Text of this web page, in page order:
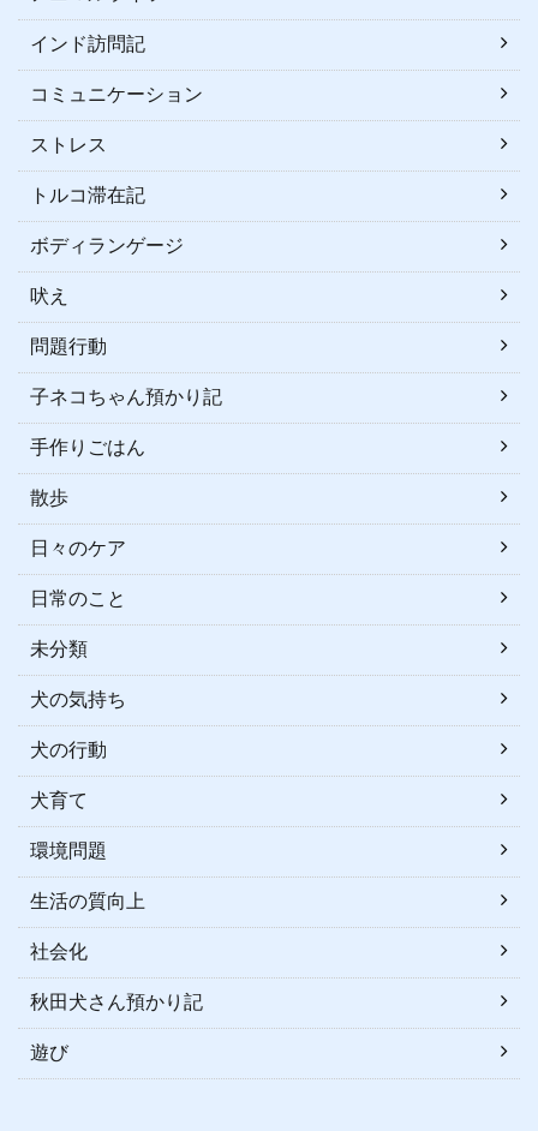
インド訪問記
コミュニケーション
ストレス
トルコ滞在記
ボディランゲージ
吠え
問題行動
子ネコちゃん預かり記
手作りごはん
散歩
日々のケア
日常のこと
未分類
犬の気持ち
犬の行動
犬育て
環境問題
生活の質向上
社会化
秋田犬さん預かり記
遊び